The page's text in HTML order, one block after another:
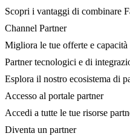
Scopri i vantaggi di combinare
Channel Partner
Migliora le tue offerte e
Partner tecnologici e di
Esplora il nostro ecosistema di
Accesso al portale partner
Accedi a tutte le tue risorse
Diventa un partner